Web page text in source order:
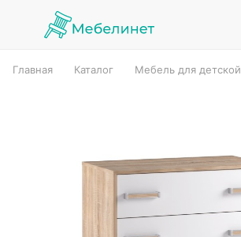
Главная Каталог Мебель для детской